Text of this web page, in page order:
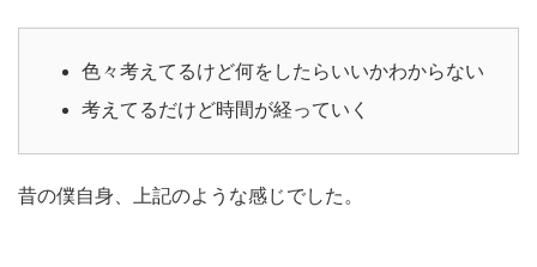
色々考えてるけど何をしたらいいかわからない
考えてるだけど時間が経っていく
昔の僕自身、上記のような感じでした。